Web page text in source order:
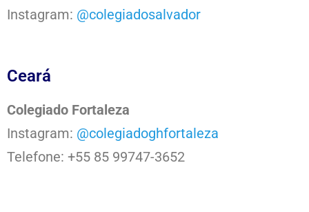
Instagram: @colegiadosalvador
Ceará
Colegiado Fortaleza
Instagram: @colegiadoghfortaleza
Telefone: +55 85 99747-3652